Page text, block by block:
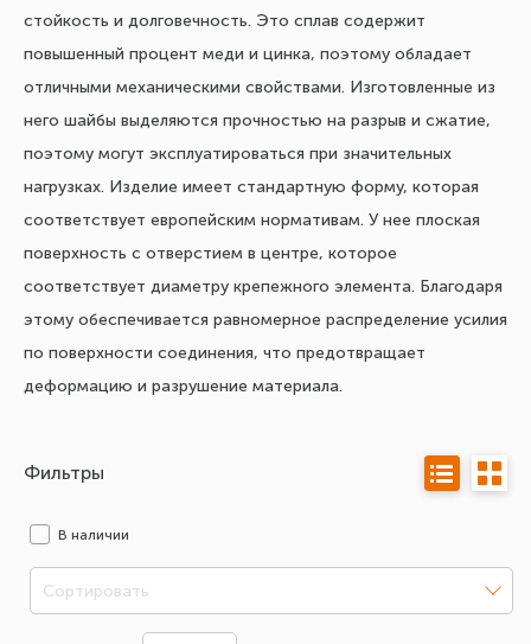
стойкость и долговечность. Это сплав содержит
повышенный процент меди и цинка, поэтому обладает
отличными механическими свойствами. Изготовленные из
него шайбы выделяются прочностью на разрыв и сжатие,
поэтому могут эксплуатироваться при значительных
нагрузках. Изделие имеет стандартную форму, которая
соответствует европейским нормативам. У нее плоская
поверхность с отверстием в центре, которое
соответствует диаметру крепежного элемента. Благодаря
этому обеспечивается равномерное распределение усилия
по поверхности соединения, что предотвращает
деформацию и разрушение материала.
Фильтры
В наличии
Сортировать